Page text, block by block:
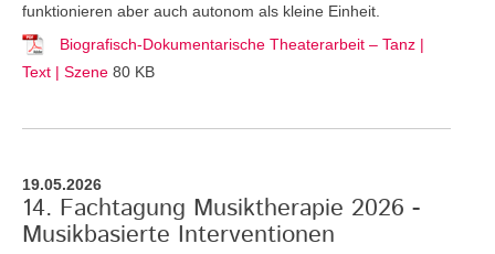
funktionieren aber auch autonom als kleine Einheit.
Biografisch-Dokumentarische Theaterarbeit – Tanz |
Text | Szene 80 KB
19.05.2026
14. Fachtagung Musiktherapie 2026 -
Musikbasierte Interventionen